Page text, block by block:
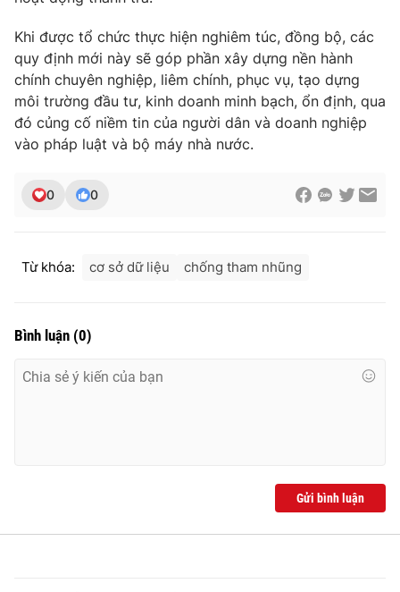
Khi được tổ chức thực hiện nghiêm túc, đồng bộ, các
quy định mới này sẽ góp phần xây dựng nền hành
chính chuyên nghiệp, liêm chính, phục vụ, tạo dựng
môi trường đầu tư, kinh doanh minh bạch, ổn định, qua
đó củng cố niềm tin của người dân và doanh nghiệp
vào pháp luật và bộ máy nhà nước.
0 0
Từ khóa: cơ sở dữ liệu chống tham nhũng
Bình luận (0)
Gửi bình luận